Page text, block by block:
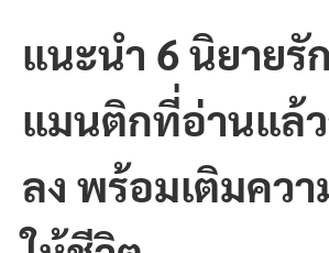
แนะนำ 6 นิยายรั
แมนติกที่อ่านแล้ว
ลง พร้อมเติมคว